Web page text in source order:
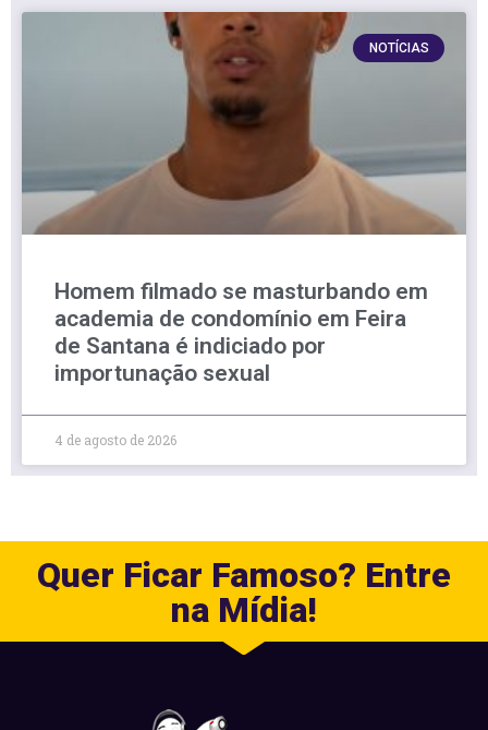
NOTÍCIAS
Homem filmado se masturbando em
academia de condomínio em Feira
de Santana é indiciado por
importunação sexual
4 de agosto de 2026
Quer Ficar Famoso? Entre
na Mídia!